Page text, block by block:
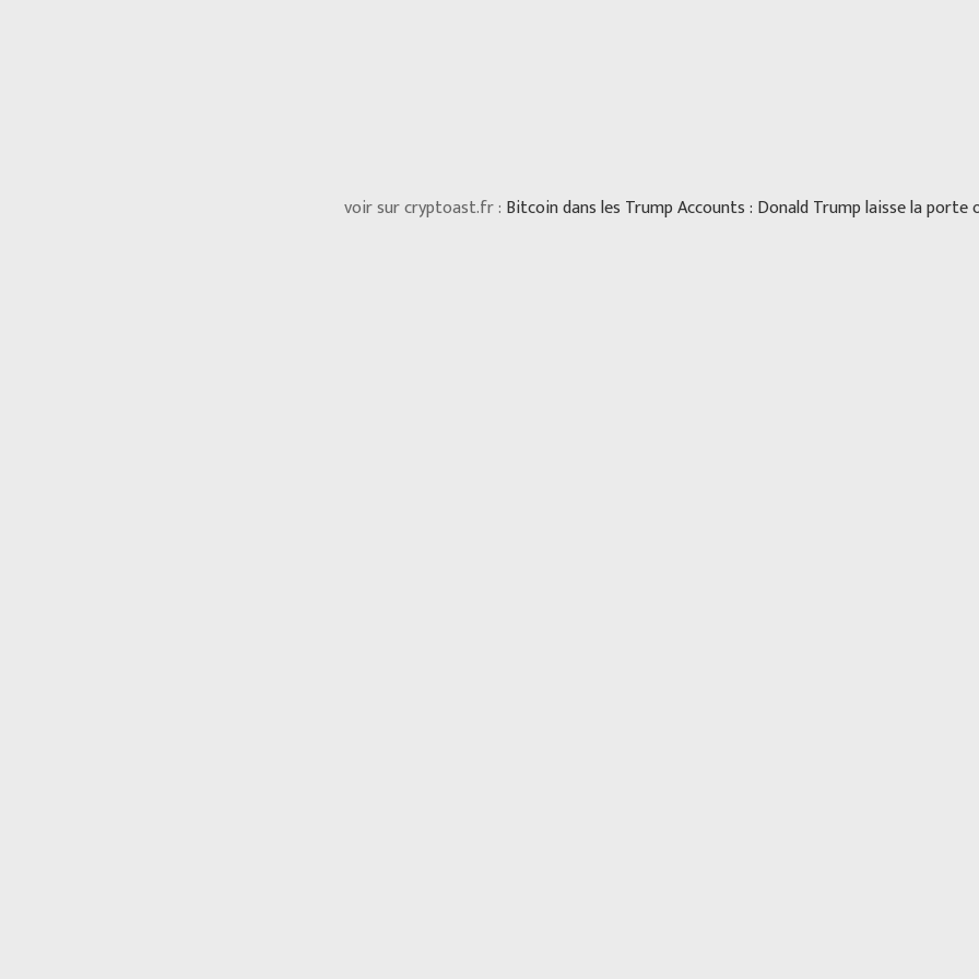
voir sur cryptoast.fr : Bitcoin dans les Trump Accounts : Donald Trump laisse la porte